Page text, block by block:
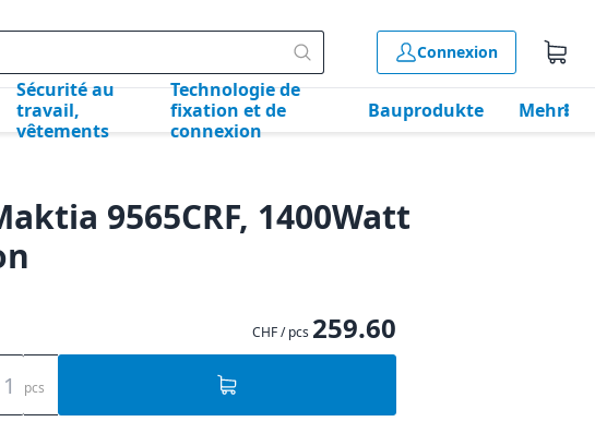
Connexion
Sécurité au
travail,
vêtements
Technologie de
fixation et de
connexion
Bauprodukte Mehr
9565CRF, 1400Watt
CHF / pcs 259.60
pcs